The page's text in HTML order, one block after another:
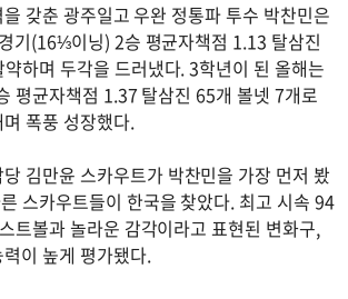
갖춘 광주일고 우완 정통파 투수 박찬민은
기(16⅓이닝) 2승 평균자책점 1.13 탈삼진
하며 두각을 드러냈다. 3학년이 된 올해는
평균자책점 1.37 탈삼진 65개 볼넷 7개로
폭풍 성장했다.
김만윤 스카우트가 박찬민을 가장 먼저 봤
스카우트들이 한국을 찾았다. 최고 시속 94
트볼과 놀라운 감각이라고 표현된 변화구,
이 높게 평가됐다.